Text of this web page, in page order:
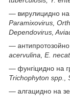
— вирулицидно на
Paramixovirus,
Dependovirus,
—
acervulina, E.
— фунгіцидно на
Trichophyton spp.,
— алгацидно на